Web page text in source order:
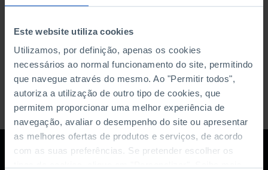
Este website utiliza cookies
Utilizamos, por definição, apenas os cookies
necessários ao normal funcionamento do site, permitindo
que navegue através do mesmo. Ao "Permitir todos",
autoriza a utilização de outro tipo de cookies, que
permitem proporcionar uma melhor experiência de
navegação, avaliar o desempenho do site ou apresentar
as melhores ofertas de produtos e serviços, de acordo
com as suas preferências. Se pretender escolher os